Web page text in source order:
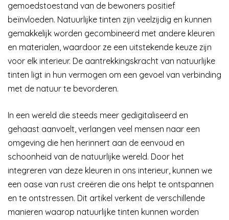
gemoedstoestand van de bewoners positief
beïnvloeden. Natuurlijke tinten zijn veelzijdig en kunnen
gemakkelijk worden gecombineerd met andere kleuren
en materialen, waardoor ze een uitstekende keuze zijn
voor elk interieur. De aantrekkingskracht van natuurlijke
tinten ligt in hun vermogen om een gevoel van verbinding
met de natuur te bevorderen.
In een wereld die steeds meer gedigitaliseerd en
gehaast aanvoelt, verlangen veel mensen naar een
omgeving die hen herinnert aan de eenvoud en
schoonheid van de natuurlijke wereld. Door het
integreren van deze kleuren in ons interieur, kunnen we
een oase van rust creëren die ons helpt te ontspannen
en te ontstressen. Dit artikel verkent de verschillende
manieren waarop natuurlijke tinten kunnen worden